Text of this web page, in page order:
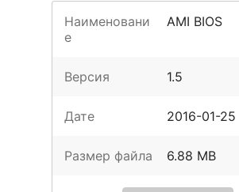
Наименовани
е
AMI BIOS
Версия 1.5
Дате 2016-01-25
Размер файла 6.88 MB